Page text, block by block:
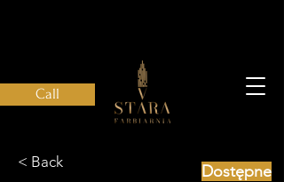
Call
< Back Dostępne